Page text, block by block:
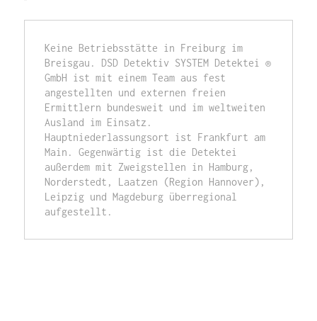
Keine Betriebsstätte in Freiburg im
Breisgau. DSD Detektiv SYSTEM Detektei ®
GmbH ist mit einem Team aus fest
angestellten und externen freien
Ermittlern bundesweit und im weltweiten
Ausland im Einsatz.
Hauptniederlassungsort ist Frankfurt am
Main. Gegenwärtig ist die Detektei
außerdem mit Zweigstellen in Hamburg,
Norderstedt, Laatzen (Region Hannover),
Leipzig und Magdeburg überregional
aufgestellt.